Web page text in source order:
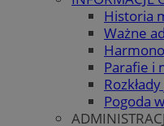
Historia
Ważne
Parafie i
Pogoda